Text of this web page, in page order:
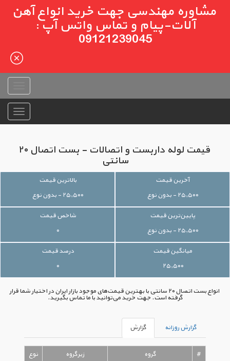
مشاوره مهندسی جهت خرید انواع آهن
آلات-پیام و تماس واتس آپ :
09121239045
قیمت لوله داربست و اتصالات - بست اتصال ۲۰
سانتی
آخرین قیمت
۲۵,۵۰۰ - بدون نوع
بالاترین قیمت
۲۵,۵۰۰ - بدون نوع
پایین‌ترین قیمت
۲۵,۵۰۰ - بدون نوع
شاخص قیمت
۰
میانگین قیمت
۲۵,۵۰۰
درصد قیمت
۰
انواع بست اتصال ۲۰ سانتی با بهترین قیمت‌های موجود بازار ایران در اختیار شما قرار
گرفته است. جهت خرید می‌توانید با ما تماس بگیرید.
گزارش روزانه گزارش
# گروه زیرگروه نوع